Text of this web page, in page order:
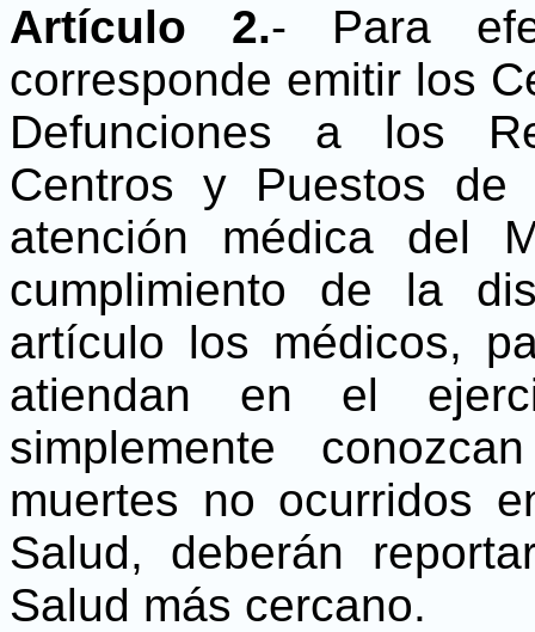
Artículo 2.- Para
corresponde emitir los
Defunciones a los
Centros y Puestos
atención médica del
cumplimiento de la
artículo los médicos,
atiendan en el
simplemente
muertes no ocurridos
Salud, deberán
Salud más cercano.